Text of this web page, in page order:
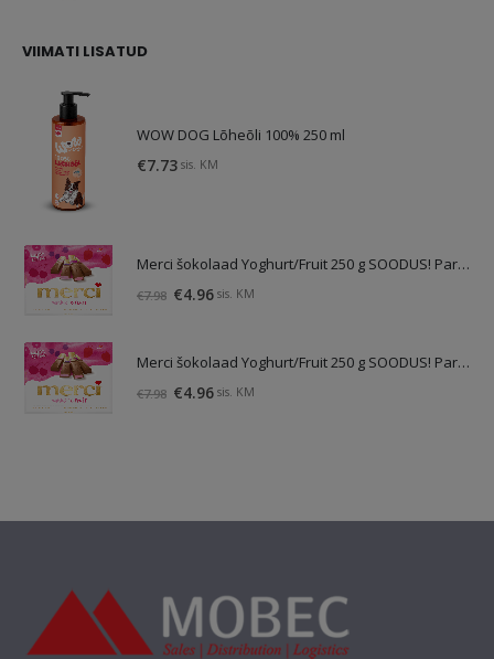
VIIMATI LISATUD
WOW DOG Lõheõli 100% 250 ml
€7.73 sis. KM
Merci šokolaad Yoghurt/Fruit 250 g SOODUS! Parim enne: 01.10.26
€7.98 Original
€7.98.
€4.96Current
€4.96.
sis. KM
Merci šokolaad Yoghurt/Fruit 250 g SOODUS! Parim enne: 01.10.26
€7.98 Original
€4.96Current
sis. KM